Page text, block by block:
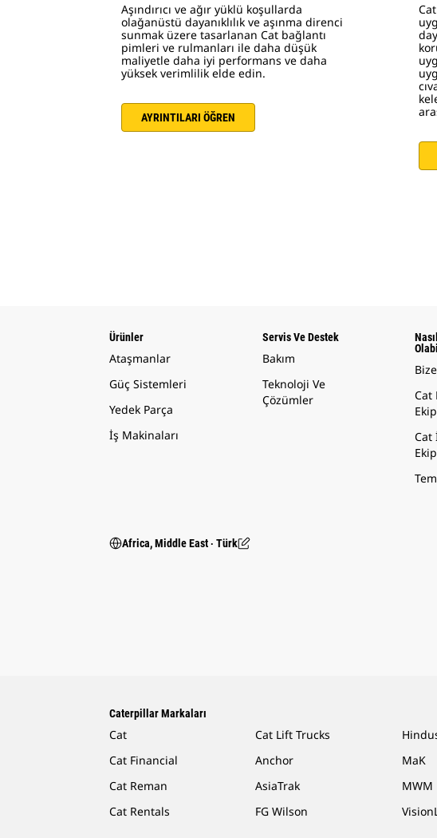
Aşındırıcı ve ağır yüklü koşullarda
olağanüstü dayanıklılık ve aşınma direnci
sunmak üzere tasarlanan Cat bağlantı
pimleri ve rulmanları ile daha düşük
maliyetle daha iyi performans ve daha
yüksek verimlilik elde edin.
AYRINTILARI ÖĞREN
Ürünler
Ataşmanlar
Güç Sistemleri
Yedek Parça
İş Makinaları
Servis Ve Destek
Bakım
Teknoloji Ve
Çözümler
Cat
Cat
Africa, Middle East ‧ Türk
Caterpillar Markaları
Cat
Cat Financial
Cat Reman
Cat Rentals
Cat Lift Trucks
Anchor
AsiaTrak
FG Wilson
MaK
MWM